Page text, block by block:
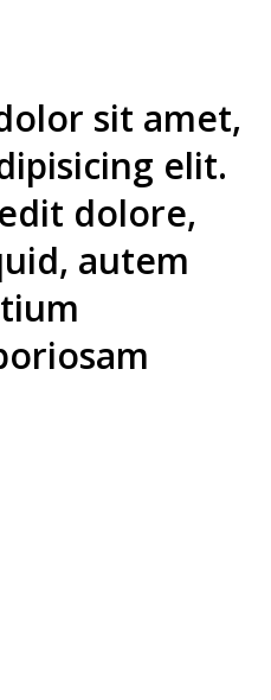
sit amet,
elit.
dolore,
autem